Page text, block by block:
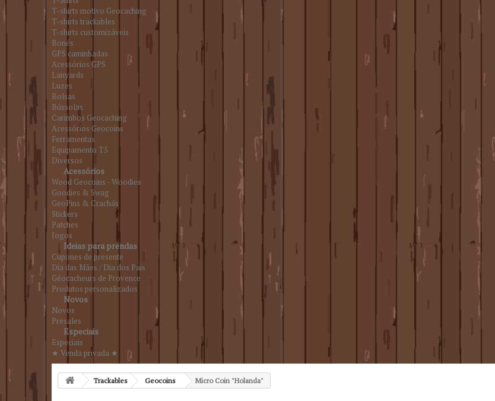
T-shirts motivo Geocaching
T-shirts trackables
T-shirts customizáveis
Bonés
GPS caminhadas
Acessórios GPS
Lanyards
Luzes
Bolsas
Bússolas
Carimbos Geocaching
Acessórios Geocoins
Ferramentas
Equipamento T5
Diversos
Acessórios
Wood Geocoins - Woodies
Goodies & Swag
GeoPins & Crachás
Stickers
Patches
Jogos
Ideias para prendas
Cupones de presente
Dia das Mães / Dia dos Pais
Géocacheurs de Provence
Produtos personalizados
Novos
Novos
Presales
Especiais
Especiais
★ Venda privada ★
Trackables Geocoins Micro Coin "Holanda"